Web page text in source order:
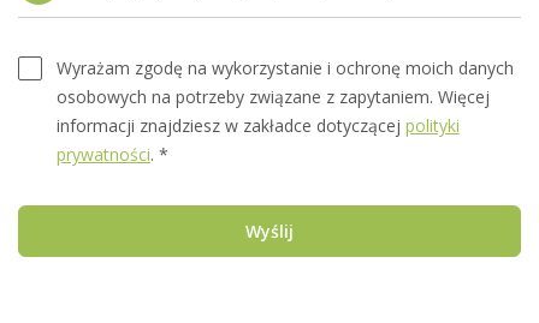
Wyrażam zgodę na wykorzystanie i ochronę moich danych
osobowych na potrzeby związane z zapytaniem. Więcej
informacji znajdziesz w zakładce dotyczącej polityki
prywatności. *
Wyślij